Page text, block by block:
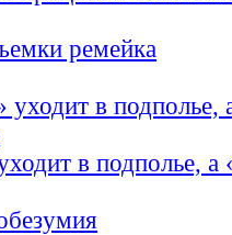
ремейка
в подполье, а